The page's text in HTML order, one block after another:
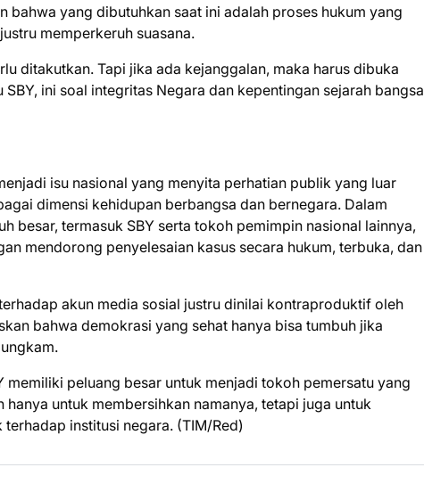
bahwa yang dibutuhkan saat ini adalah proses hukum yang
memperkeruh suasana.
ditakutkan. Tapi jika ada kejanggalan, maka harus dibuka
ini soal integritas Negara dan kepentingan sejarah bangsa
isu nasional yang menyita perhatian publik yang luar
dimensi kehidupan berbangsa dan bernegara. Dalam
besar, termasuk SBY serta tokoh pemimpin nasional lainnya,
mendorong penyelesaian kasus secara hukum, terbuka, dan
akun media sosial justru dinilai kontraproduktif oleh
bahwa demokrasi yang sehat hanya bisa tumbuh jika
peluang besar untuk menjadi tokoh pemersatu yang
untuk membersihkan namanya, tetapi juga untuk
institusi negara. (TIM/Red)